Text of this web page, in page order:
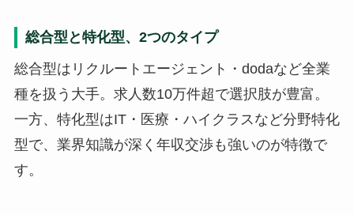
総合型と特化型、2つのタイプ
総合型はリクルートエージェント・dodaなど全業
種を扱う大手。求人数10万件超で選択肢が豊富。
一方、特化型はIT・医療・ハイクラスなど分野特化
型で、業界知識が深く年収交渉も強いのが特徴で
す。